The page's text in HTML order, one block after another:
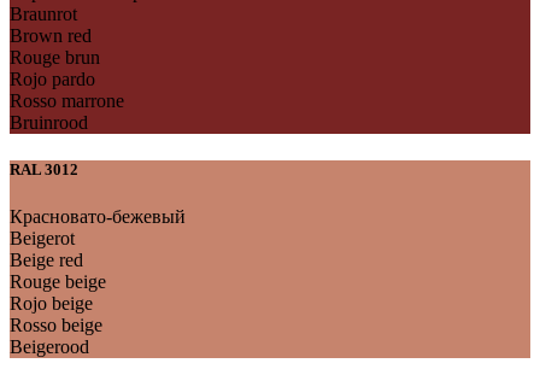
Braunrot
Brown red
Rouge brun
Rojo pardo
Rosso marrone
Bruinrood
RAL 3012
Красновато-бежевый
Beigerot
Beige red
Rouge beige
Rojo beige
Rosso beige
Beigerood